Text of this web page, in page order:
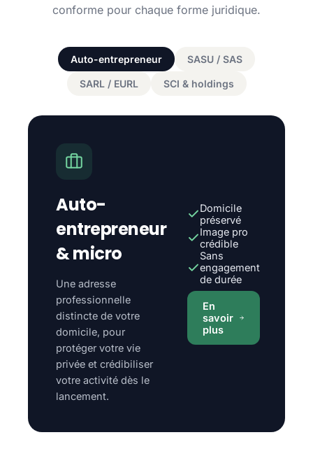
conforme pour chaque forme juridique.
Auto-entrepreneur SASU / SAS
SARL / EURL SCI & holdings
Auto-
entrepreneur
& micro
Une adresse
professionnelle
distincte de votre
domicile, pour
protéger votre vie
privée et crédibiliser
votre activité dès le
lancement.
Domicile
préservé
Image pro
crédible
Sans
engagement
de durée
En
savoir
plus